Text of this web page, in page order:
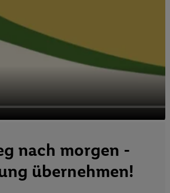
nach morgen -
übernehmen!